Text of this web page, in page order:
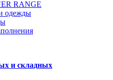
RANGE
одежды
и складных